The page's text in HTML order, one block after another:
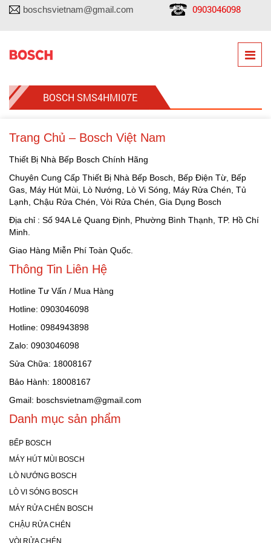
boschsvietnam@gmail.com 0903046098
BOSCH SMS4HMI07E
Trang Chủ – Bosch Việt Nam
Thiết Bị Nhà Bếp Bosch Chính Hãng
Chuyên Cung Cấp Thiết Bị Nhà Bếp Bosch, Bếp Điện Từ, Bếp
Gas, Máy Hút Mùi, Lò Nướng, Lò Vi Sóng, Máy Rửa Chén, Tủ
Lạnh, Chậu Rửa Chén, Vòi Rửa Chén, Gia Dụng Bosch
Địa chỉ : Số 94A Lê Quang Định, Phường Bình Thạnh, TP. Hồ Chí
Minh.
Giao Hàng Miễn Phí Toàn Quốc.
Thông Tin Liên Hệ
Hotline Tư Vấn / Mua Hàng
Hotline: 0903046098
Hotline: 0984943898
Zalo: 0903046098
Sửa Chữa: 18008167
Bảo Hành: 18008167
Gmail: boschsvietnam@gmail.com
Danh mục sản phẩm
BẾP BOSCH
MÁY HÚT MÙI BOSCH
LÒ NƯỚNG BOSCH
LÒ VI SÓNG BOSCH
MÁY RỬA CHÉN BOSCH
CHẬU RỬA CHÉN
VÒI RỬA CHÉN